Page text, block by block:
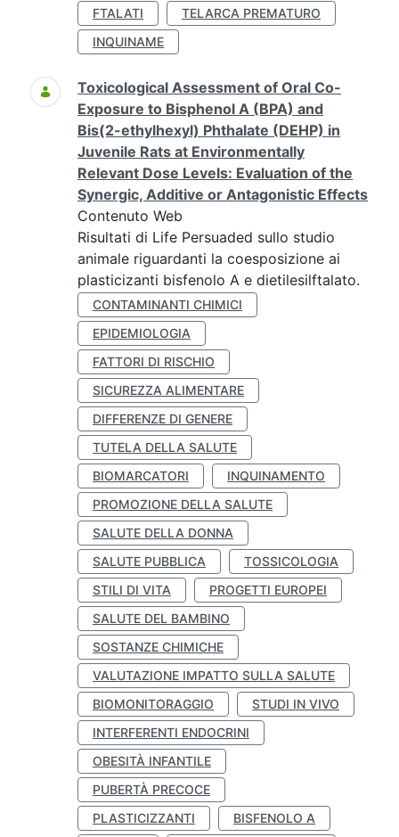
FTALATI
TELARCA PREMATURO
INQUINAME
Toxicological Assessment of Oral Co-
Exposure to Bisphenol A (BPA) and
Bis(2-ethylhexyl) Phthalate (DEHP) in
Juvenile Rats at Environmentally
Relevant Dose Levels: Evaluation of the
Synergic, Additive or Antagonistic Effects
Contenuto Web
Risultati di Life Persuaded sullo studio
animale riguardanti la coesposizione ai
plasticizanti bisfenolo A e dietilesilftalato.
CONTAMINANTI CHIMICI
EPIDEMIOLOGIA
FATTORI DI RISCHIO
SICUREZZA ALIMENTARE
DIFFERENZE DI GENERE
TUTELA DELLA SALUTE
BIOMARCATORI
INQUINAMENTO
PROMOZIONE DELLA SALUTE
SALUTE DELLA DONNA
SALUTE PUBBLICA
TOSSICOLOGIA
STILI DI VITA
PROGETTI EUROPEI
SALUTE DEL BAMBINO
SOSTANZE CHIMICHE
VALUTAZIONE IMPATTO SULLA SALUTE
BIOMONITORAGGIO
STUDI IN VIVO
INTERFERENTI ENDOCRINI
OBESITÀ INFANTILE
PUBERTÀ PRECOCE
PLASTICIZZANTI
BISFENOLO A